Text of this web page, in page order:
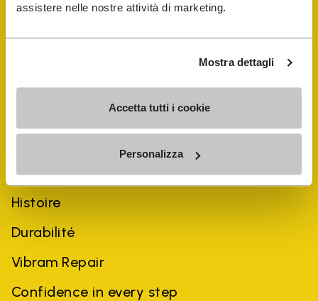
assistere nelle nostre attività di marketing.
Mostra dettagli
Accetta tutti i cookie
Personalizza
Histoire
Durabilité
Vibram Repair
Confidence in every step